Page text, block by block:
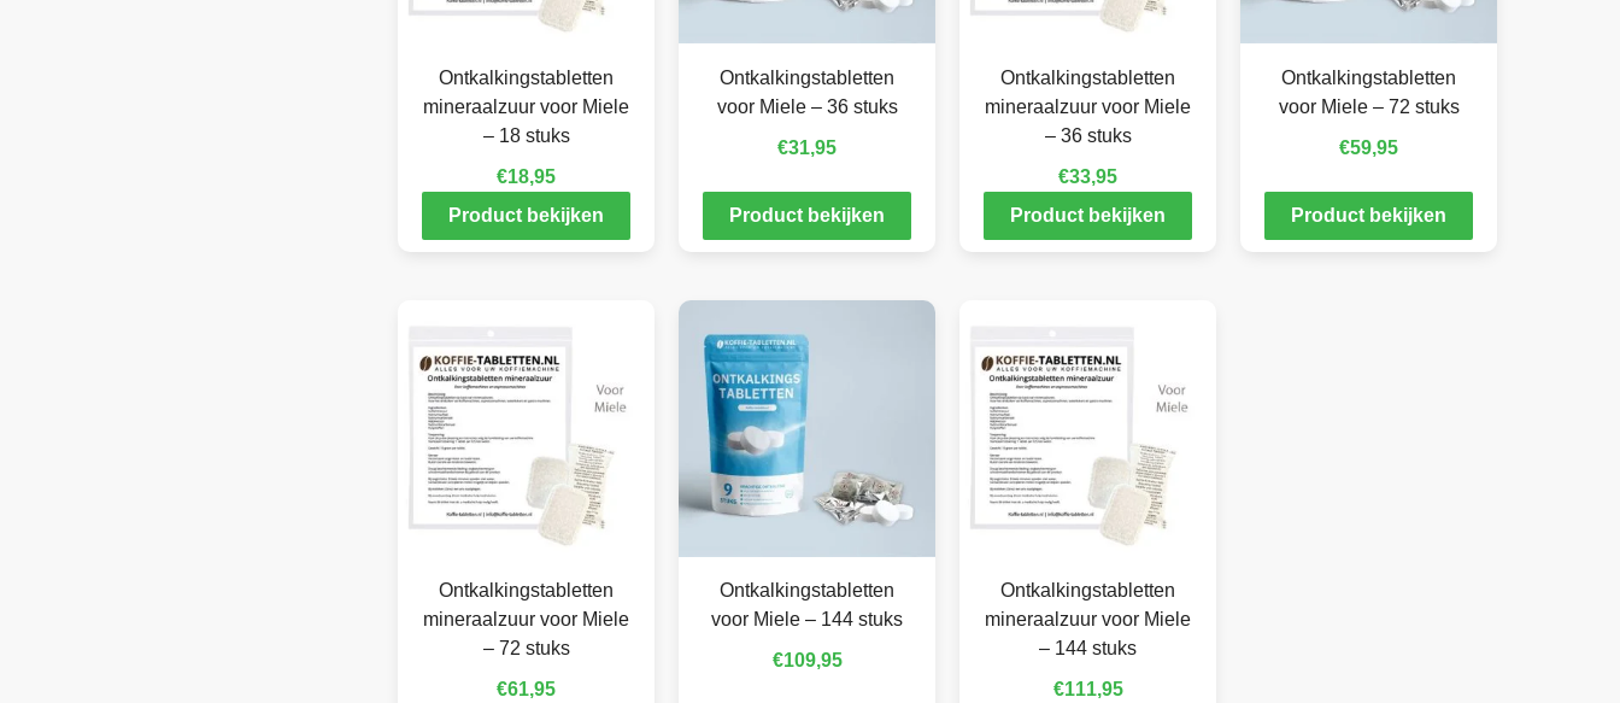
Ontkalkingstabletten
mineraalzuur voor Miele
– 18 stuks
€18,95
Product bekijken
Ontkalkingstabletten
voor Miele – 36 stuks
€31,95
Product bekijken
Ontkalkingstabletten
mineraalzuur voor Miele
– 36 stuks
€33,95
Product bekijken
Ontkalkingstabletten
voor Miele – 72 stuks
€59,95
Product bekijken
Ontkalkingstabletten
mineraalzuur voor Miele
– 72 stuks
€61,95
Ontkalkingstabletten
voor Miele – 144 stuks
€109,95
Ontkalkingstabletten
mineraalzuur voor Miele
– 144 stuks
€111,95